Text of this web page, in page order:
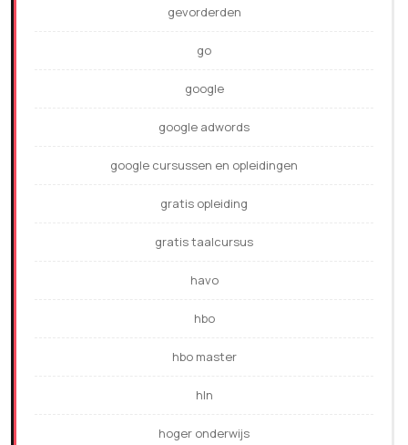
gevorderden
go
google
google adwords
google cursussen en opleidingen
gratis opleiding
gratis taalcursus
havo
hbo
hbo master
hln
hoger onderwijs